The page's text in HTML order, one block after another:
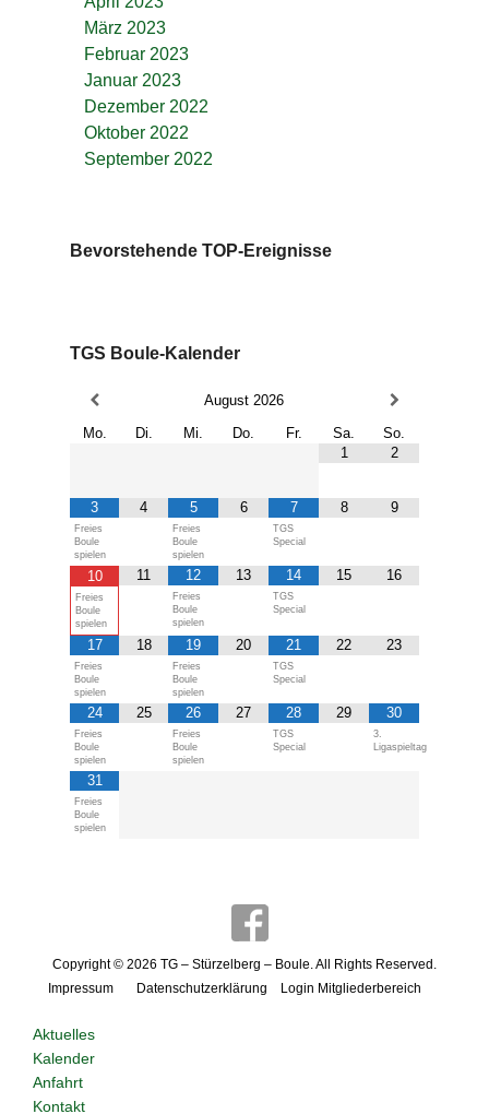
März 2023
Februar 2023
Januar 2023
Dezember 2022
Oktober 2022
September 2022
Bevorstehende TOP-Ereignisse
TGS Boule-Kalender
August 2026
Mo.
Di. Mi. Do. Fr. Sa.
So.
1
2
3
Freies
Boule
spielen
4 5
Freies
Boule
spielen
6 7
TGS
Special
8 9
10
Freies
Boule
spielen
11 12
Freies
Boule
spielen
13 14
TGS
Special
15 16
17
Freies
Boule
spielen
18 19
Freies
Boule
spielen
20 21
TGS
Special
22 23
24
Freies
Boule
spielen
25 26
Freies
Boule
spielen
27 28
TGS
Special
29 30
3.
Ligaspieltag
31
Freies
Boule
spielen
Copyright © 2026 TG – Stürzelberg – Boule . All Rights Reserved.
Impressum
Datenschutzerklärung Login Mitgliederbereich
Aktuelles
Kalender
Anfahrt
Kontakt